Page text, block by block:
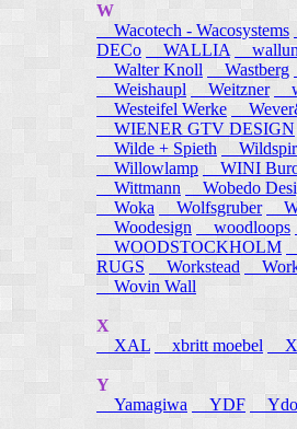
W
Wacotech - Wacosystems
DECo
WALLIA
Walter Knoll
Wastberg
Weishaupl
Weitzner
Westeifel Werke
WIENER GTV DESIGN
Wilde + Spieth
Willowlamp
WINI
Wittmann
Wobedo
Woka
Wolfsgruber
Woodesign
woodloops
WOODSTOCKHOLM
RUGS
Workstead
Wovin Wall
X
XAL
xbritt moebel
Y
Yamagiwa
YDF